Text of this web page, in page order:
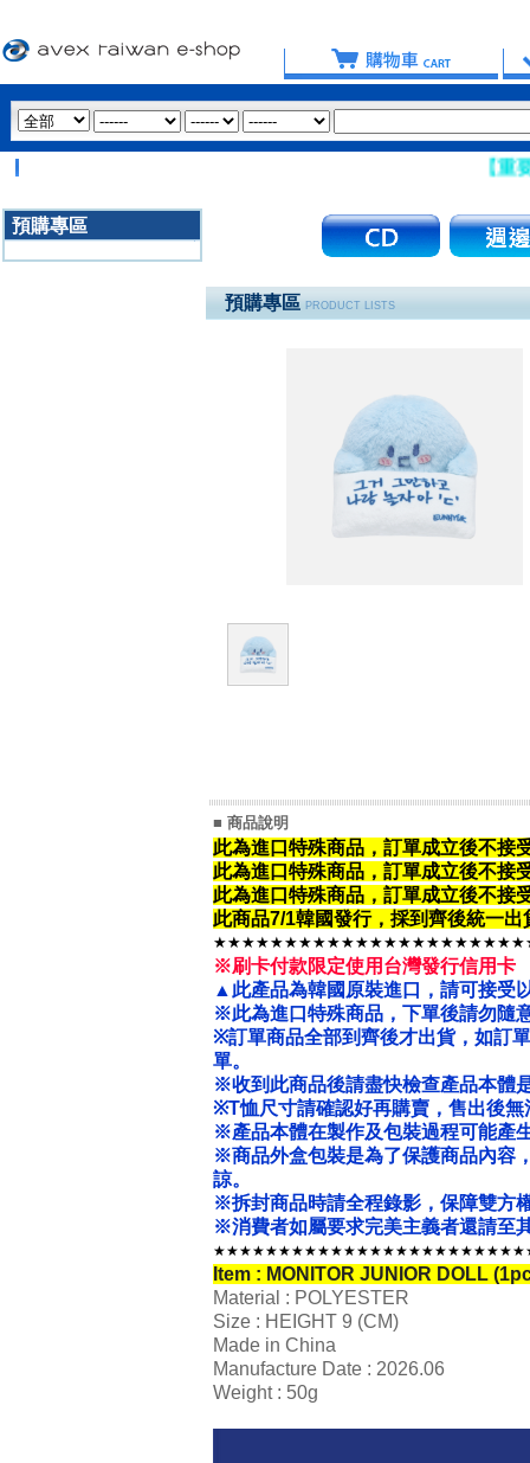
【重要提醒
預購專區
預購專區 PRODUCT LISTS
■ 商品說明
此為進口特殊商品，訂單成立後不接
此為進口特殊商品， 訂單成立後不接
此為進口特殊商品， 訂單成立後不接
此商品7/1韓國發行，採到齊後統一
※刷卡付款限定使用台灣發行信用卡
▲此產品為韓國原裝進口，請可接受
※此為進口特殊商品，下單後請勿隨
※訂單商品全部到齊後才出貨，如訂
單。
※收到此商品後請盡快檢查產品本體
※T恤尺寸請確認好再購賣，售出後無
※產品本體在製作及包裝過程可能產
※商品外盒包裝是為了保護商品內容
諒。
※拆封商品時請全程錄影，保障雙方
※消費者如屬要求完美主義者還請至
Item : MONITOR JUNIOR DOLL
Material : POLYESTER
Size : HEIGHT 9 (CM)
Made in China
Manufacture Date : 2026.06
Weight : 50g